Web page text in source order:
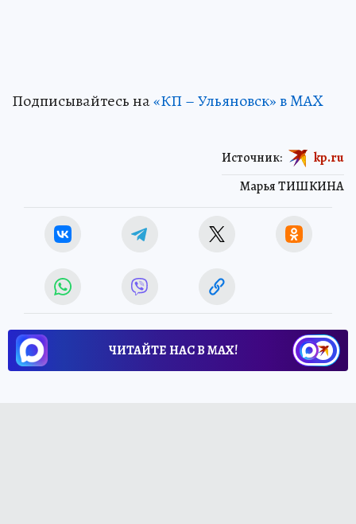
Подписывайтесь на«КП – Ульяновск» в MAX
Марья ТИШКИНА
Источник: kp.ru
ЧИТАЙТЕ НАС В МАХ!